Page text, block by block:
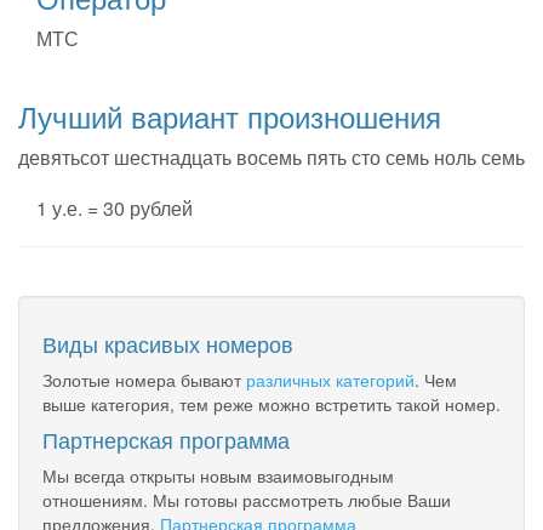
МТС
Лучший вариант произношения
девятьсот шестнадцать восемь пять сто семь ноль семь
1 у.е. = 30 рублей
Виды красивых номеров
Золотые номера бывают различных категорий. Чем
выше категория, тем реже можно встретить такой номер.
Партнерская программа
Мы всегда открыты новым взаимовыгодным
отношениям. Мы готовы рассмотреть любые Ваши
предложения. Партнерская программа